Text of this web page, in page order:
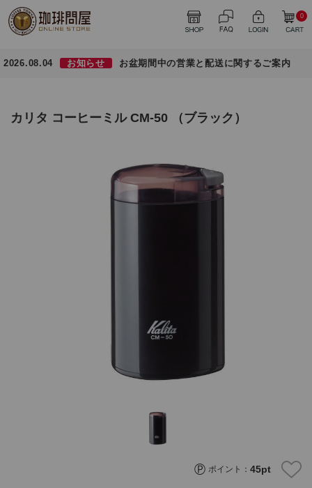
0
2026.08.04 お知らせ お盆期間中の営業と配送に関するご案内
カリタ コーヒーミル CM-50 （ブラック）
ポイント：45pt